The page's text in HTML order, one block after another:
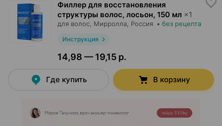
Филлер для восстановления
структуры волос, лосьон, 150 мл ×1
для волос, Мирролла , Россия • без рецепта
Инструкция
14,98 — 19,15 р.
Где купить В корзину